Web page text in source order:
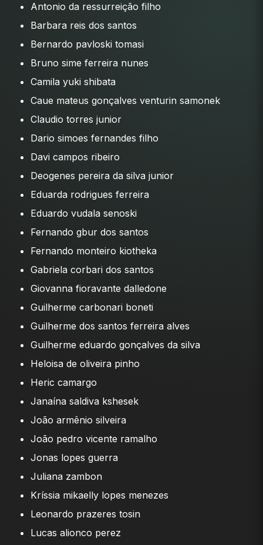
Antonio da ressurreição filho
Barbara reis dos santos
Bernardo pavloski tomasi
Bruno sime ferreira nunes
Camila yuki shibata
Caue mateus gonçalves venturin samonek
Claudio torres junior
Dario simoes fernandes filho
Davi campos ribeiro
Deogenes pereira da silva junior
Eduarda rodrigues ferreira
Eduardo vudala senoski
Fernando gbur dos santos
Fernando monteiro kiotheka
Gabriela corbari dos santos
Giovanna fioravante dalledone
Guilherme carbonari boneti
Guilherme dos santos ferreira alves
Guilherme eduardo gonçalves da silva
Heloisa de oliveira pinho
Heric camargo
Janaína saldiva kshesek
João armênio silveira
João pedro vicente ramalho
Jonas lopes guerra
Juliana zambon
Kríssia mikaelly lopes menezes
Leonardo prazeres tosin
Lucas alionco perez